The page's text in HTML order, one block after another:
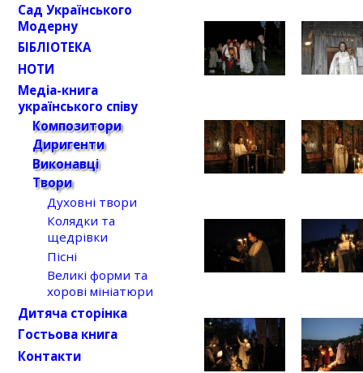
Сад Українського
Модерну
БІБЛІОТЕКА
НОТИ
Медіа-книга
українського співу
Композитори
Диригенти
Виконавці
Твори
Духовні твори
Колядки та
щедрівки
Пісні
Великі форми та
хорові мініатюри
Дитяча сторінка
Гостьова книга
Контакти